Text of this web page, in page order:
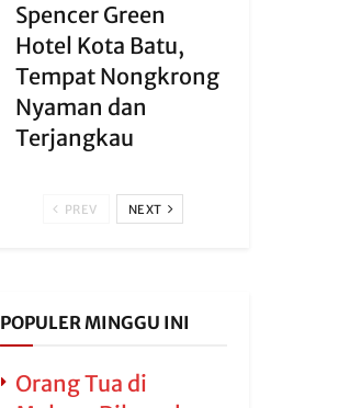
Spencer Green
Hotel Kota Batu,
Tempat Nongkrong
Nyaman dan
Terjangkau
PREV NEXT
POPULER MINGGU INI
Orang Tua di